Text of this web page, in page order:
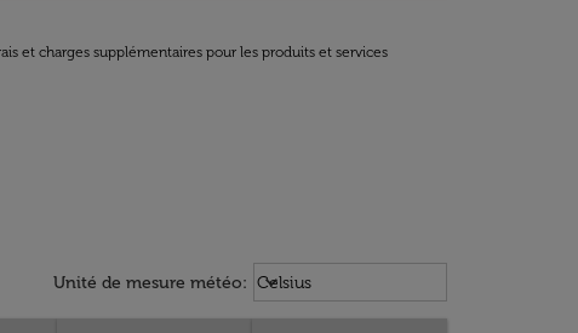
et charges supplémentaires pour les produits et services
Unité de mesure météo: Weather unit option Celsius
Celsius
keyboard_arrow_down